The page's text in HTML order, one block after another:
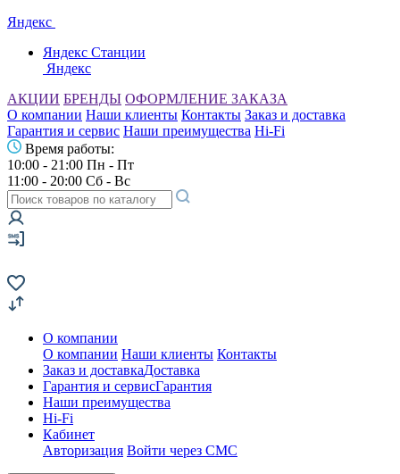
Яндекс
Яндекс Станции
Яндекс
АКЦИИ БРЕНДЫ ОФОРМЛЕНИЕ ЗАКАЗА
О компании Наши клиенты Контакты Заказ и доставка
Гарантия и сервис Наши преимущества Hi-Fi
Время работы:
10:00 - 21:00 Пн - Пт
11:00 - 20:00 Сб - Вс
О компании
О компании Наши клиенты Контакты
Заказ и доставкаДоставка
Гарантия и сервисГарантия
Наши преимущества
Hi-Fi
Кабинет
Авторизация Войти через СМС